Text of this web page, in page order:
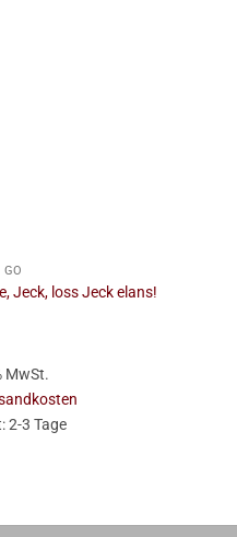
GO
Jeck, loss Jeck elans!
MwSt.
2-3 Tage